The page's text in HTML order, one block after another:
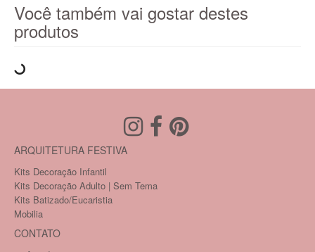
Você também vai gostar destes
produtos
ARQUITETURA FESTIVA
Kits Decoração Infantil
Kits Decoração Adulto | Sem Tema
Kits Batizado/Eucaristia
Mobilia
CONTATO